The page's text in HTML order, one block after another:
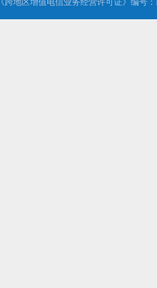
《跨地区增值电信业务经营许可证》编号：